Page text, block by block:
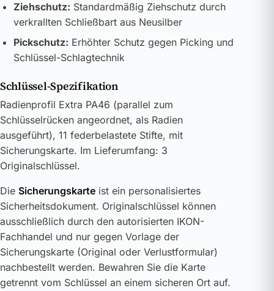
Ziehschutz: Standardmäßig Ziehschutz durch
verkrallten Schließbart aus Neusilber
Pickschutz: Erhöhter Schutz gegen Picking und
Schlüssel-Schlagtechnik
Schlüssel-Spezifikation
Radienprofil Extra PA46 (parallel zum
Schlüsselrücken angeordnet, als Radien
ausgeführt), 11 federbelastete Stifte, mit
Sicherungskarte. Im Lieferumfang: 3
Originalschlüssel.
Die Sicherungskarte ist ein personalisiertes
Sicherheitsdokument. Originalschlüssel können
ausschließlich durch den autorisierten IKON-
Fachhandel und nur gegen Vorlage der
Sicherungskarte (Original oder Verlustformular)
nachbestellt werden. Bewahren Sie die Karte
getrennt vom Schlüssel an einem sicheren Ort auf.